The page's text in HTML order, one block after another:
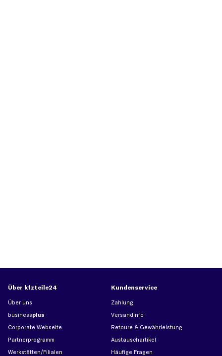
Über kfzteile24
Über uns
businessplus
Corporate Webseite
Partnerprogramm
Werkstätten/Filialen
Kundenservice
Zahlung
Versandinfo
Retoure & Gewährleistung
Austauschartikel
Häufige Fragen